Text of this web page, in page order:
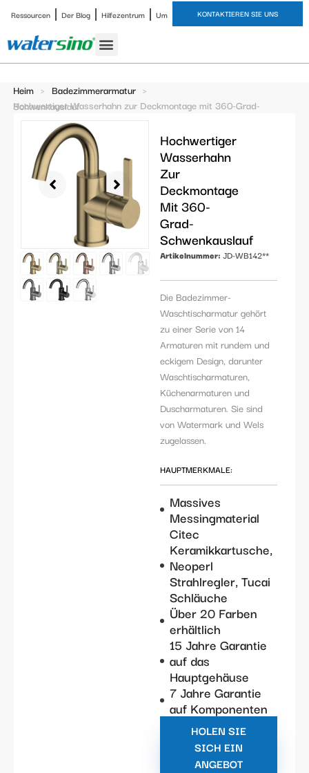
Ressourcen Der Blog Hilfezentrum Um KONTAKTIEREN SIE UNS
Heim > Badezimmerarmatur >
Hochwertiger Wasserhahn zur Deckmontage mit 360-Grad-Schwenkauslauf
Hochwertiger
Wasserhahn
Zur
Deckmontage
Mit 360-
Grad-
Schwenkauslauf
Artikelnummer: JD-WB142**
Die Badezimmer-
Waschtischarmatur gehört
zu einer Serie von 14
Armaturen mit rundem und
eckigem Design, darunter
Waschtischarmaturen,
Küchenarmaturen und
Duscharmaturen. Sie sind
von Watermark und Wels
zugelassen.
HAUPTMERKMALE:
Massives
Messingmaterial
Citec
Keramikkartusche,
Neoperl
Strahlregler, Tucai
Schläuche
Über 20 Farben
erhältlich
15 Jahre Garantie
auf das
Hauptgehäuse
7 Jahre Garantie
auf Komponenten
HOLEN SIE
SICH EIN
ANGEBOT